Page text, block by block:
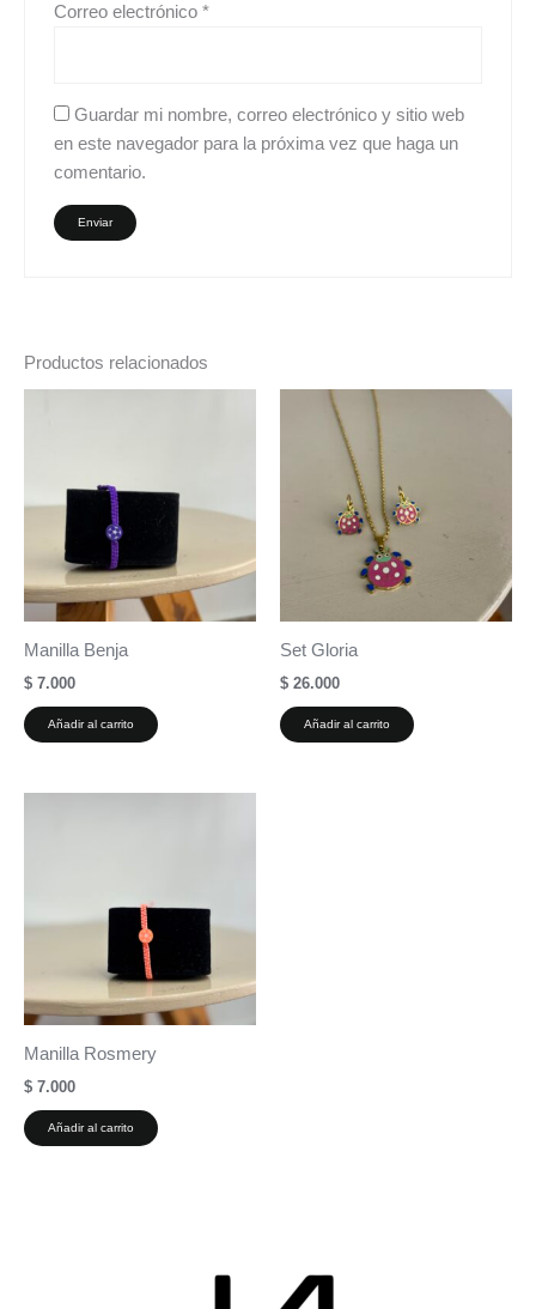
Correo electrónico*
Guardar mi nombre, correo electrónico y sitio web
en este navegador para la próxima vez que haga un
comentario.
Productos relacionados
Manilla Benja
$ 7.000
Añadir al carrito
Set Gloria
$ 26.000
Añadir al carrito
Manilla Rosmery
$ 7.000
Añadir al carrito